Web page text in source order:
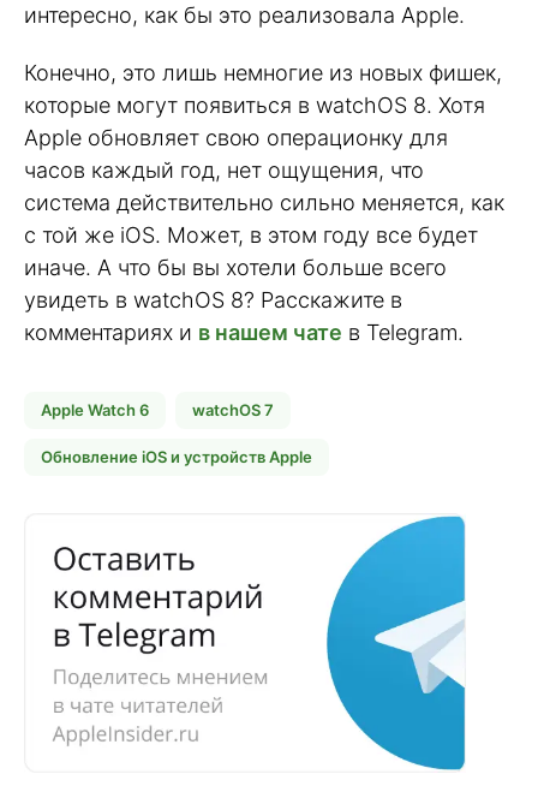
интересно, как бы это реализовала Apple.
Конечно, это лишь немногие из новых фишек,
которые могут появиться в watchOS 8. Хотя
Apple обновляет свою операционку для
часов каждый год, нет ощущения, что
система действительно сильно меняется, как
с той же iOS. Может, в этом году все будет
иначе. А что бы вы хотели больше всего
увидеть в watchOS 8? Расскажите в
комментариях и в нашем чате в Telegram.
Apple Watch 6 watchOS 7
Обновление iOS и устройств Apple